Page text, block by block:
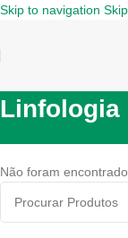
Skip to navigation
Linfologia
Não foram